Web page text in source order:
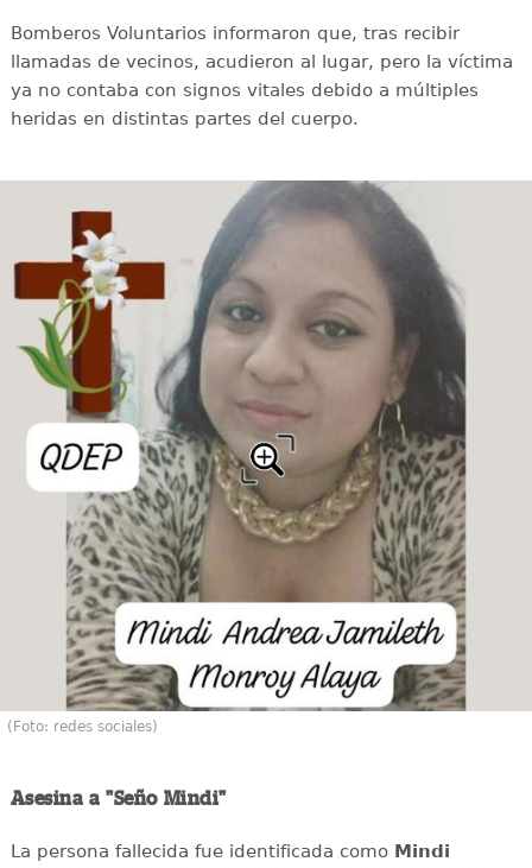
Bomberos Voluntarios informaron que, tras recibir
llamadas de vecinos, acudieron al lugar, pero la víctima
ya no contaba con signos vitales debido a múltiples
heridas en distintas partes del cuerpo.
(Foto: redes sociales)
Asesina a "Seño Mindi"
La persona fallecida fue identificada como Mindi